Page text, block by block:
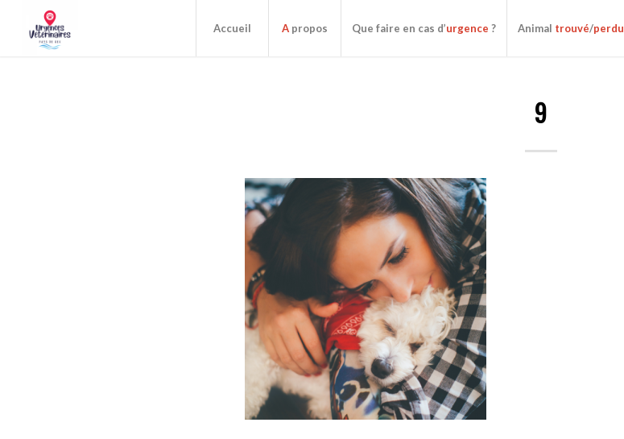
Accueil A propos Que faire en cas d’urgence ? Animal trouvé/perdu
9